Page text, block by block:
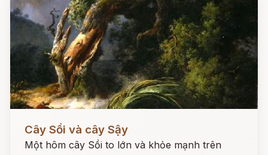
Cây Sồi và cây Sậy
Một hôm cây Sồi to lớn và khỏe mạnh trên